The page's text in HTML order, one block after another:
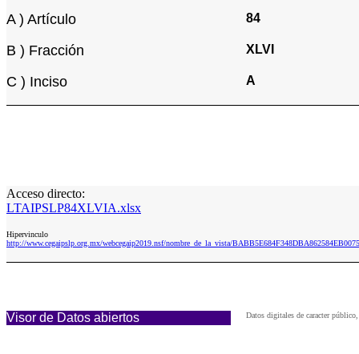
A ) Artículo 84
B ) Fracción XLVI
C ) Inciso A
Acceso directo:
LTAIPSLP84XLVIA.xlsx
Hipervinculo
http://www.cegaipslp.org.mx/webcegaip2019.nsf/nombre_de_la_vista/
Visor de Datos abiertos Datos digitales de caracter